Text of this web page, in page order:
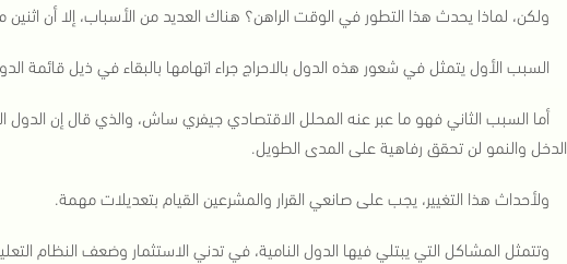
ولكن، لماذا يحدث هذا التطور في الوقت الراهن؟ هناك العديد من الأسباب، إلا أن اثنين
السبب الأول يتمثل في شعور هذه الدول بالاحراج جراء اتهامها بالبقاء في ذيل قائمة
أما السبب الثاني فهو ما عبر عنه المحلل الاقتصادي جيفري ساش، والذي قال إن الدول
الدخل والنمو لن تحقق رفاهية على المدى الطويل.
ولأحداث هذا التغيير، يجب على صانعي القرار والمشرعين القيام بتعديلات مهمة.
وتتمثل المشاكل التي يبتلي فيها الدول النامية، في تدني الاستثمار وضعف النظام